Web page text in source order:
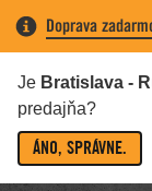
Doprava
Je Bratislava -
predajňa?
ÁNO, SPRÁVNE.